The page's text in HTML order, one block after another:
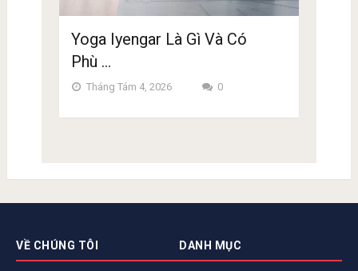
Yoga Iyengar Là Gì Và Có
Phù …
Tháng Tám 4, 2026 0
VỀ CHÚNG TÔI DANH MỤC